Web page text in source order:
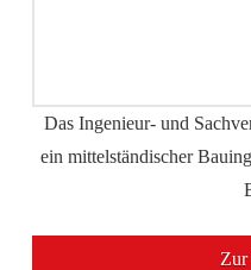
Das Ingenieur- und
ein mittelständischer
Zur